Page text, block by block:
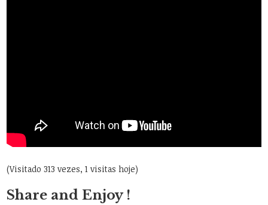
(Visitado 313 vezes, 1 visitas hoje)
Share and Enjoy !